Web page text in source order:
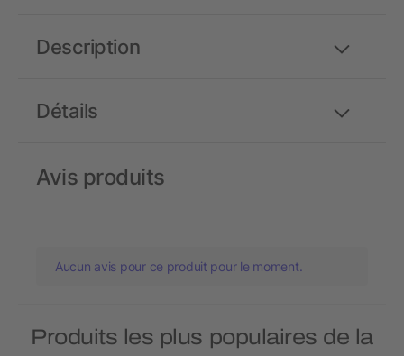
Détails
Description
Avis produits
Aucun avis pour ce produit pour le moment.
Produits les plus populaires de la